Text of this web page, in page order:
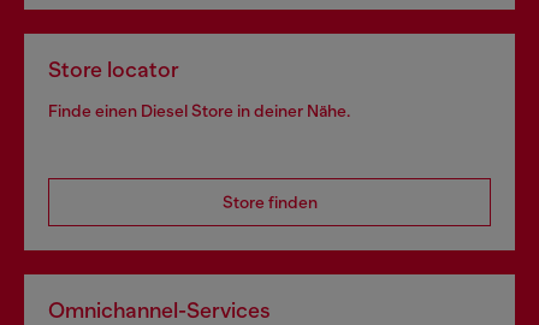
Store locator
Finde einen Diesel Store in deiner Nähe.
Store finden
Omnichannel-Services